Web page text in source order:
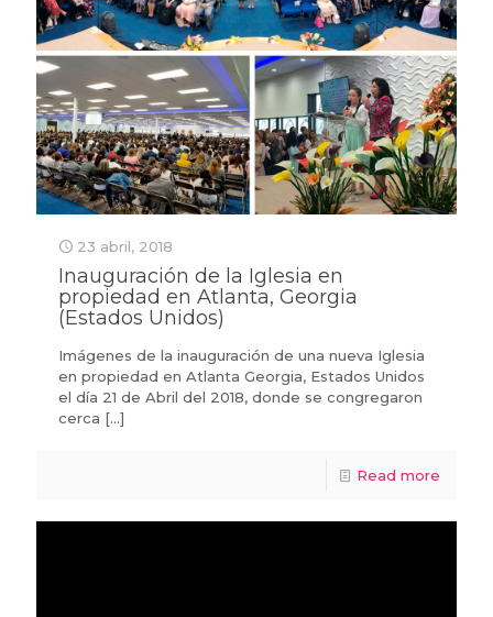
23 abril, 2018
Inauguración de la Iglesia en
propiedad en Atlanta, Georgia
(Estados Unidos)
Imágenes de la inauguración de una nueva Iglesia
en propiedad en Atlanta Georgia, Estados Unidos
el día 21 de Abril del 2018, donde se congregaron
cerca […]
Read more